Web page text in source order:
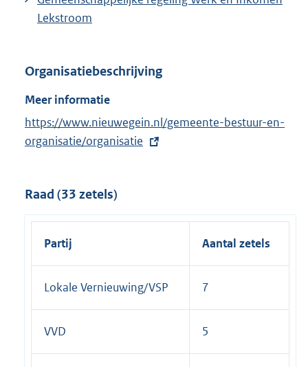
Lekstroom
Organisatiebeschrijving
Meer informatie
E
x
r
n
https://www.nieuwegein.nl/gemeente-bestuur-en-
organisatie/organisatie
Raad (33 zetels)
Partij Aantal zetels
Lokale Vernieuwing/VSP 7
VVD 5